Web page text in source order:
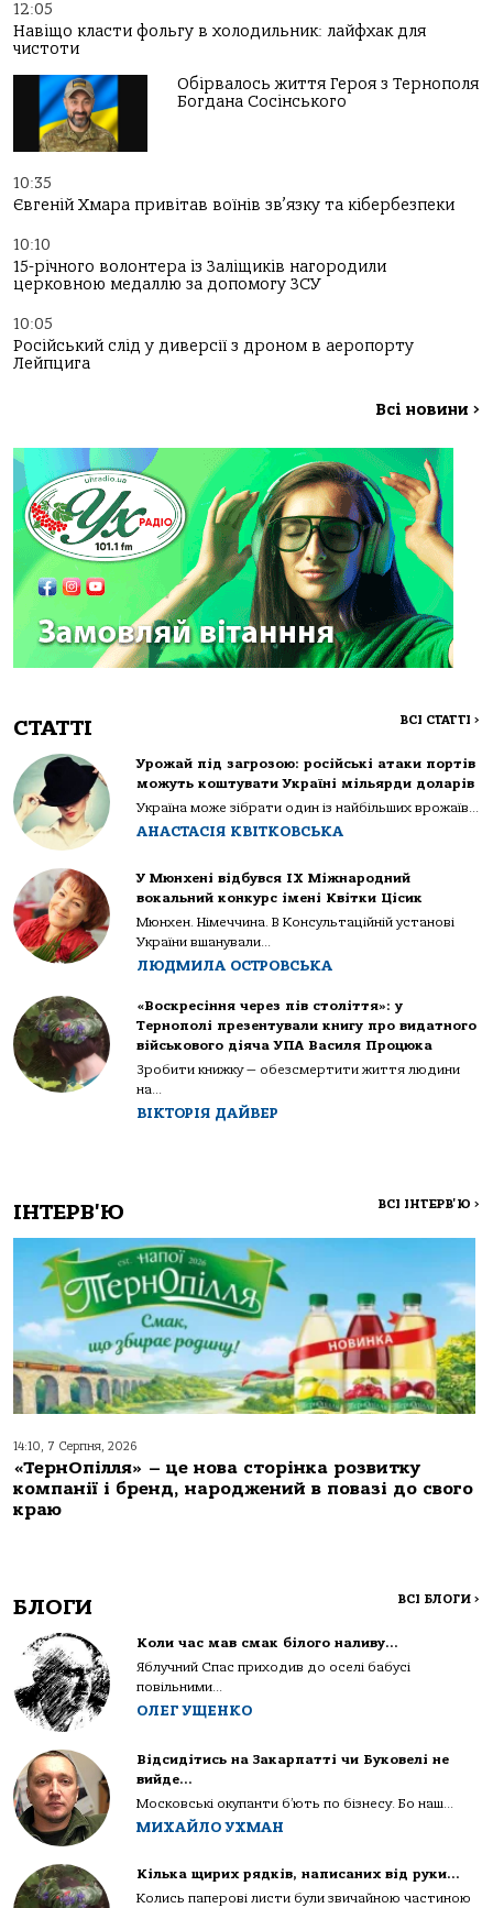
12:05
Навіщо класти фольгу в холодильник: лайфхак для
чистоти
Обірвалось життя Героя з Тернополя
Богдана Сосінського
10:35
Євгеній Хмара привітав воїнів зв’язку та кібербезпеки
10:10
15-річного волонтера із Заліщиків нагородили
церковною медаллю за допомогу ЗСУ
10:05
Російський слід у диверсії з дроном в аеропорту
Лейпцига
Всі новини >
СТАТТІ ВСІ СТАТТІ >
Урожай під загрозою: російські атаки портів
можуть коштувати Україні мільярди доларів
Україна може зібрати один із найбільших врожаїв...
АНАСТАСІЯ КВІТКОВСЬКА
У Мюнхені відбувся IX Міжнародний
вокальний конкурс імені Квітки Цісик
Мюнхен. Німеччина. В Консультаційній установі
України вшанували...
ЛЮДМИЛА ОСТРОВСЬКА
«Воскресіння через пів століття»: у
Тернополі презентували книгу про видатного
військового діяча УПА Василя Процюка
Зробити книжку — обезсмертити життя людини
на...
ВІКТОРІЯ ДАЙВЕР
ІНТЕРВ'Ю ВСІ ІНТЕРВ'Ю >
14:10, 7 Серпня, 2026
«ТернОпілля» – це нова сторінка розвитку
компанії і бренд, народжений в повазі до свого
краю
БЛОГИ ВСІ БЛОГИ >
Коли час мав смак білого наливу…
Яблучний Спас приходив до оселі бабусі
повільними...
ОЛЕГ УЩЕНКО
Відсидітись на Закарпатті чи Буковелі не
вийде…
Московські окупанти б’ють по бізнесу. Бо наш...
МИХАЙЛО УХМАН
Кілька щирих рядків, написаних від руки…
Колись паперові листи були звичайною частиною